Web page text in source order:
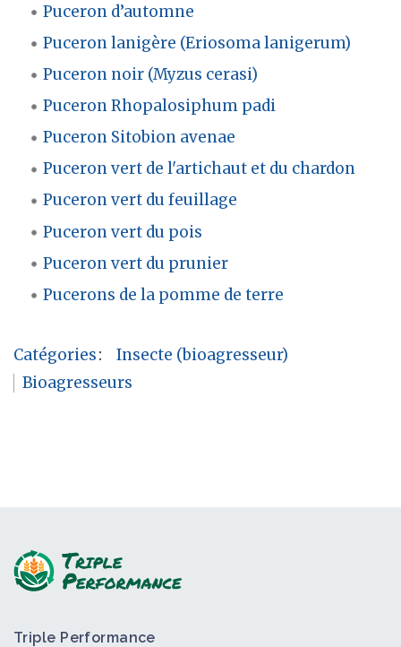
Puceron d’automne
Puceron lanigère (Eriosoma lanigerum)
Puceron noir (Myzus cerasi)
Puceron Rhopalosiphum padi
Puceron Sitobion avenae
Puceron vert de l'artichaut et du chardon
Puceron vert du feuillage
Puceron vert du pois
Puceron vert du prunier
Pucerons de la pomme de terre
Catégories:
Insecte (bioagresseur)
Bioagresseurs
Triple Performance